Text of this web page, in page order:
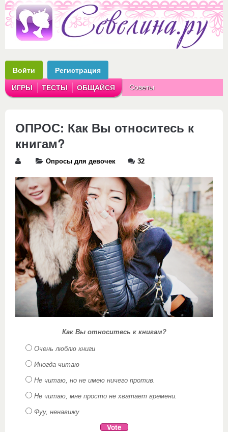
Войти Регистрация
ИГРЫ ТЕСТЫ ОБЩАЙСЯ Советы
ОПРОС: Как Вы относитесь к
книгам?
Опросы для девочек 32
Как Вы относитесь к книгам?
Очень люблю книги
Иногда читаю
Не читаю, но не имею ничего против.
Не читаю, мне просто не хватает времени.
Фуу, ненавижу